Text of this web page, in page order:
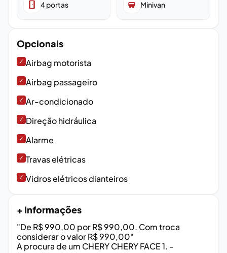
4portas Minivan
Opcionais
✓ Airbag motorista
✓ Airbag passageiro
✓ Ar-condicionado
✓ Direção hidráulica
✓ Alarme
✓ Travas elétricas
✓ Vidros elétricos dianteiros
+ Informações
"De R$ 990,00 por R$ 990,00. Com troca
considerar o valor R$ 990,00"
A procura de um CHERY CHERY FACE 1. -